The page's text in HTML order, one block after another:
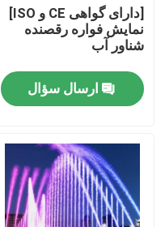
دربارهی ما
کارخانه تور
کنترل کیفیت
تماس با ما
درخواست نقل قول
[دارای گواهی CE و ISO]
نمایش فواره رقصنده
شناور آب
ارسال سؤال